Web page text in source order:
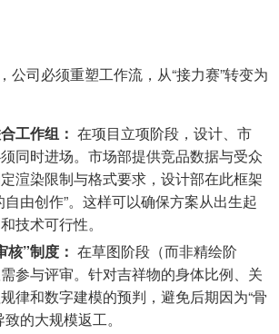
公司必须重塑工作流，从“接力赛”转变为
工作组： 在项目立项阶段，设计、市
同时进场。市场部提供竞品数据与受众
渲染限制与格式要求，设计部在此框架
自由创作”。这样可以确保方案从出生起
技术可行性。
”制度： 在草图阶段（而非精绘阶
参与评审。针对吉祥物的身体比例、关
律和数字建模的预判，避免后期因为“骨
的大规模返工。